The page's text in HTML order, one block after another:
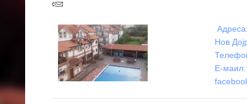
Нов
Е-маил:
−